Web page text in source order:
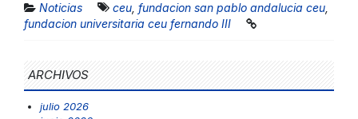
Noticias ceu fundacion san pablo andalucia ceu
fundacion universitaria ceu fernando III
ARCHIVOS
julio 2026